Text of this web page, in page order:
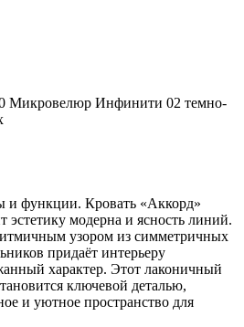
и функции. Кровать «Аккорд»
эстетику модерна и ясность линий.
узором из симметричных
придаёт интерьеру
характер. Этот лаконичный
ключевой деталью,
и уютное пространство для